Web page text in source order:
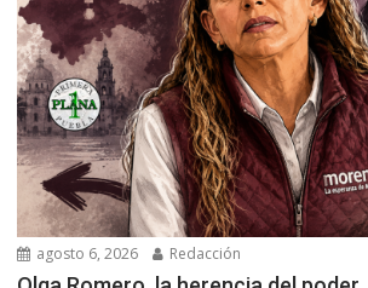
agosto 6, 2026 Redacción